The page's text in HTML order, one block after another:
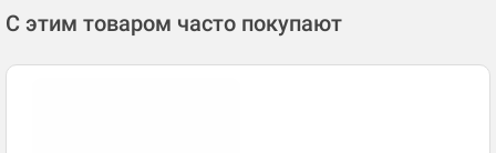
С этим товаром часто покупают